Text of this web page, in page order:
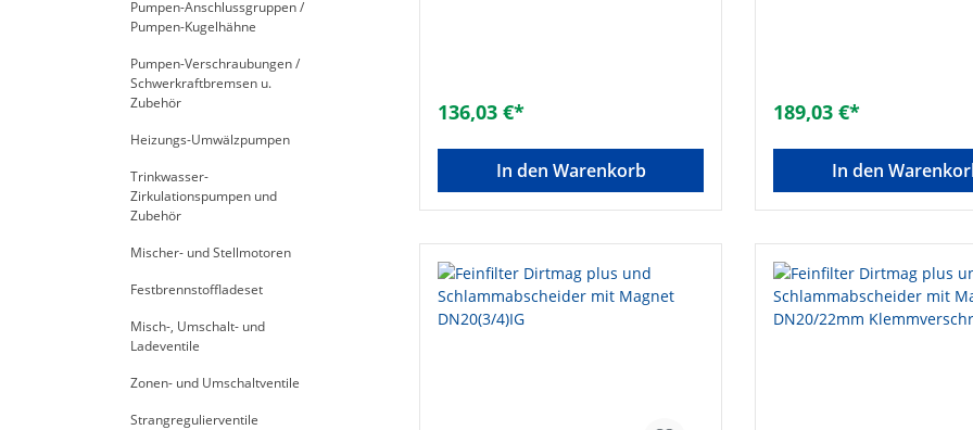
Pumpen-Anschlussgruppen /
Pumpen-Kugelhähne
Pumpen-Verschraubungen /
Schwerkraftbremsen u.
Zubehör
Heizungs-Umwälzpumpen
Trinkwasser-
Zirkulationspumpen und
Zubehör
Mischer- und Stellmotoren
Festbrennstoffladeset
Misch-, Umschalt- und
Ladeventile
Zonen- und Umschaltventile
Strangregulierventile
Material Gehäuse: Technopolymer-
Kunststoff• Material Anschlussstück:
Art-Nr.: 545303Größe: 28 mm
KlemmverschraubungEAN:
8016615373806
136,03 €*
In den Warenkorb
mmTechnische
Nr.: 545376Größe: DN 25
189,03 €*
In den